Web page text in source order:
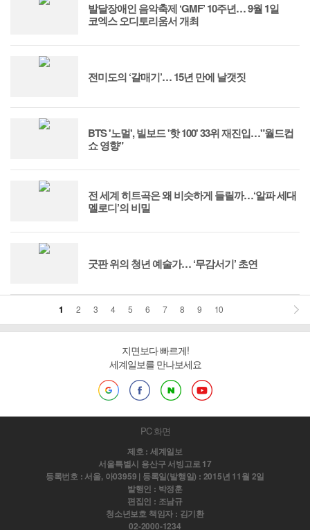
발달장애인 음악축제 ‘GMF’ 10주년… 9월 1일
코엑스 오디토리움서 개최
전미도의 ‘갈매기’… 15년 만에 날갯짓
BTS '노멀', 빌보드 '핫 100' 33위 재진입…"월드컵
쇼 영향"
전 세계 히트곡은 왜 비슷하게 들릴까…‘알파 세대
멜로디’의 비밀
굿판 위의 청년 예술가… ‘무감서기’ 초연
1 2 3 4 5 6 7 8 9 10
지면보다 빠르게!
세계일보를 만나보세요
PC 화면
제호 : 세계일보
서울특별시 용산구 서빙고로 17
등록번호 : 서울, 아03959 | 등록일(발행일) : 2015년 11월 2일
발행인 : 박정훈
편집인 : 조남규
청소년보호 책임자 : 김기환
02-2000-1234